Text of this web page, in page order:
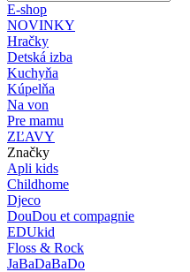
E-shop
NOVINKY
Hračky
Detská izba
Kuchyňa
Kúpelňa
Na von
Pre mamu
ZĽAVY
Značky
Apli kids
Childhome
Djeco
DouDou et compagnie
EDUkid
Floss & Rock
JaBaDaBaDo